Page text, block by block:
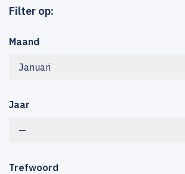
Filter op:
Maand
Januari
Jaar
—
Trefwoord